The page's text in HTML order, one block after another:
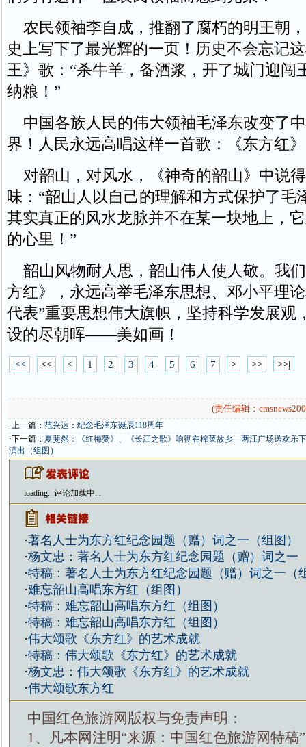
农民领袖李自成，推翻了腐朽的明王朝
史上写下了最光辉的一页！历史不会忘记
王》歌：“杀牛羊，备酒浆，开了城门迎闯
纳粮！”
中国各族人民的伟大领袖毛泽东改变了
界！人民永远高唱这样一首歌：《东方红》
对韶山，对风水，《神奇的韶山》中说
味：“韶山人以自己的理解和方式保护了毛
其实真正的风水龙脉并不在某一块地上，
的心里！”
韶山风物耐人思，韶山伟人使人敬。我
方红》，永远高举毛泽东思想、邓小平理
代表”重要思想伟大旗帜，坚持科学发展观
设的尽朝晖——美如画！
|<< << < 1 2 3 4 5 6 7 > >> >>|
(责任编辑：
·上一篇： 范兴运：纪念毛泽东诞辰118周年
·下一篇： 夏斐然：《红梅赞》、《长江之歌》响彻在榨菜故乡—两江广场送欢乐
演出（组图）
loading...评论加载中...
·著名人士为东方红纪念园题（赠）词之一（组图）
·杨文忠：著名人士为东方红纪念园题（赠）词之一
·特稿：著名人士为东方红纪念园题（赠）词之一（
·难忘韶山高唱东方红（组图）
·特稿：难忘韶山高唱东方红（组图）
·特稿：难忘韶山高唱东方红（组图）
·伟大颂歌《东方红》的艺术成就
·特稿：伟大颂歌《东方红》的艺术成就
·杨文忠：伟大颂歌《东方红》的艺术成就
·伟大颂歌东方红
中国红色旅游网版权与免责声明：
1、凡本网注明“来源：中国红色旅游网特稿